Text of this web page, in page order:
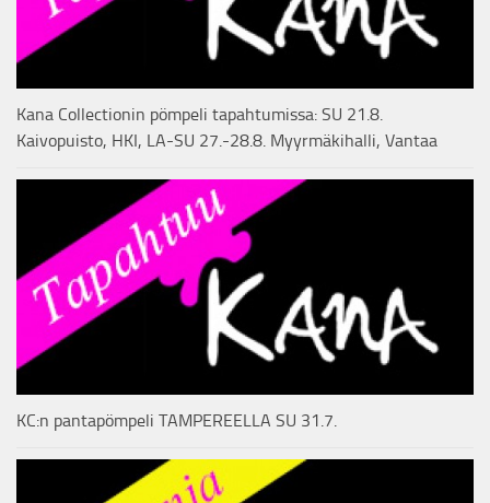
Kana Collectionin pömpeli tapahtumissa: SU 21.8.
Kaivopuisto, HKI, LA-SU 27.-28.8. Myyrmäkihalli, Vantaa
KC:n pantapömpeli TAMPEREELLA SU 31.7.